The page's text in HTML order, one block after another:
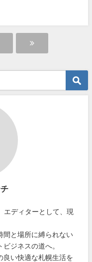
エディターとして、現
間と場所に縛られない
ジネスの道へ。
良い快適な札幌生活を